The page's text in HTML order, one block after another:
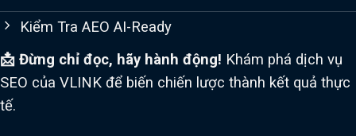
Kiểm Tra AEO AI-Ready
📩 Đừng chỉ đọc, hãy hành động! Khám phá dịch vụ
SEO của VLINK để biến chiến lược thành kết quả thực
tế.